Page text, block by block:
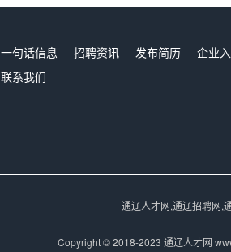
一句话信息 招聘资讯 发布简历 企业
联系我们
通辽人才网,通辽招聘网,
Copyright © 2018-2023 通辽人才网